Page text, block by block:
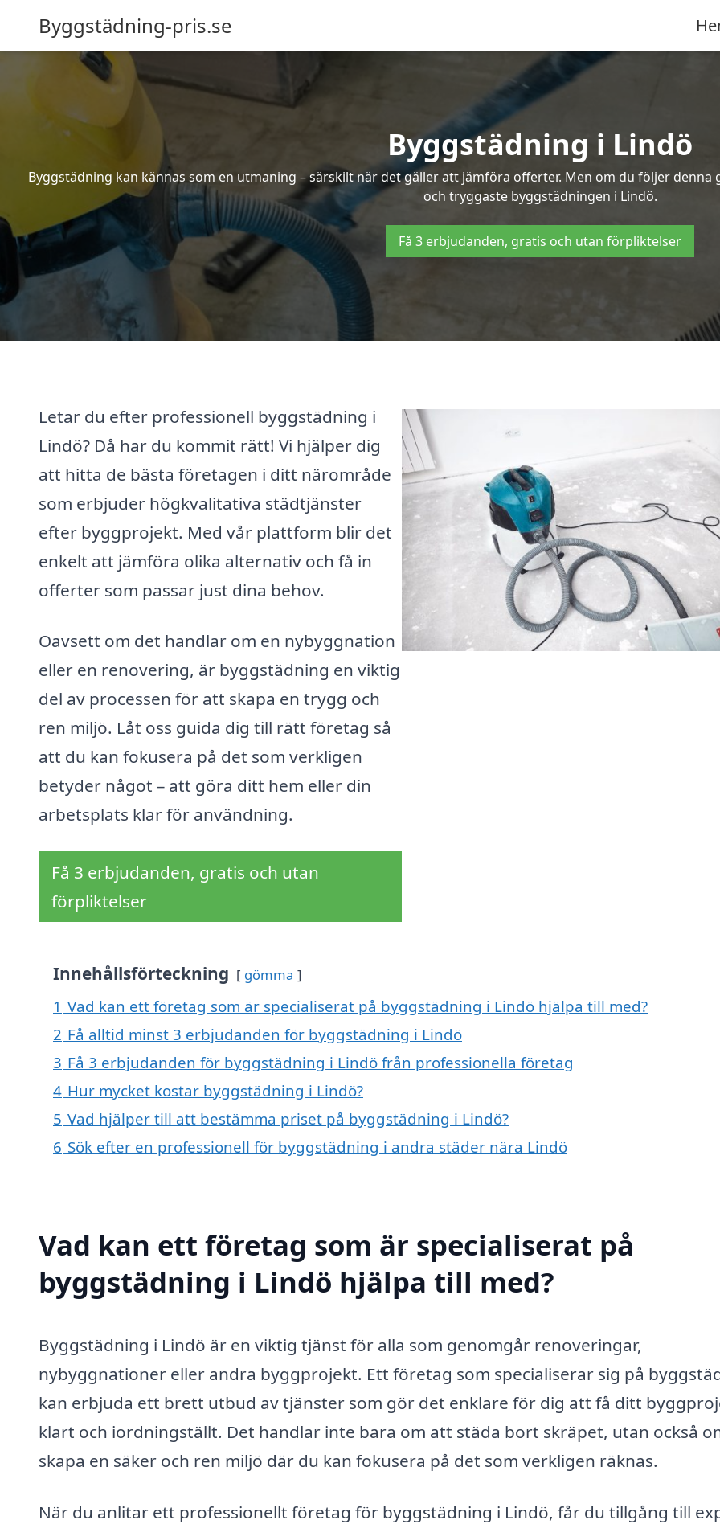
Byggstädning-pris.se
Byggstädning i Lindö
Byggstädning kan kännas som en utmaning – särskilt när det gäller att jämföra offerter. Men om du följer
och tryggaste byggstädningen i Lindö.
Få 3 erbjudanden, gratis och utan förpliktelser
Letar du efter professionell byggstädning i
Lindö? Då har du kommit rätt! Vi hjälper dig
att hitta de bästa företagen i ditt närområde
som erbjuder högkvalitativa städtjänster
efter byggprojekt. Med vår plattform blir det
enkelt att jämföra olika alternativ och få in
offerter som passar just dina behov.
Oavsett om det handlar om en nybyggnation
eller en renovering, är byggstädning en viktig
del av processen för att skapa en trygg och
ren miljö. Låt oss guida dig till rätt företag så
att du kan fokusera på det som verkligen
betyder något – att göra ditt hem eller din
arbetsplats klar för användning.
Få 3 erbjudanden, gratis och utan
förpliktelser
Innehållsförteckning gömma
1 Vad kan ett företag som är specialiserat på byggstädning i Lindö hjälpa till med?
2 Få alltid minst 3 erbjudanden för byggstädning i Lindö
3 Få 3 erbjudanden för byggstädning i Lindö från professionella företag
4 Hur mycket kostar byggstädning i Lindö?
5 Vad hjälper till att bestämma priset på byggstädning i Lindö?
6 Sök efter en professionell för byggstädning i andra städer nära Lindö
Vad kan ett företag som är specialiserat på
byggstädning i Lindö hjälpa till med?
Byggstädning i Lindö är en viktig tjänst för alla som genomgår renoveringar,
nybyggnationer eller andra byggprojekt. Ett företag som specialiserar sig på
kan erbjuda ett brett utbud av tjänster som gör det enklare för dig att få ditt
klart och iordningställt. Det handlar inte bara om att städa bort skräpet, utan också
skapa en säker och ren miljö där du kan fokusera på det som verkligen räknas.
När du anlitar ett professionellt företag för byggstädning i Lindö, får du tillgång till